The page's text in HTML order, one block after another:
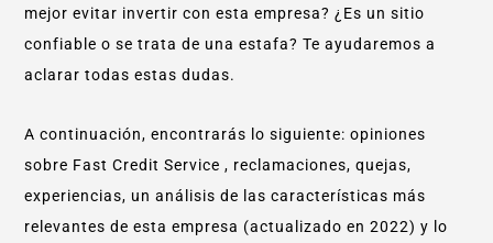
mejor evitar invertir con esta empresa? ¿Es un sitio
confiable o se trata de una estafa? Te ayudaremos a
aclarar todas estas dudas.
A continuación, encontrarás lo siguiente: opiniones
sobre Fast Credit Service , reclamaciones, quejas,
experiencias, un análisis de las características más
relevantes de esta empresa (actualizado en 2022) y lo